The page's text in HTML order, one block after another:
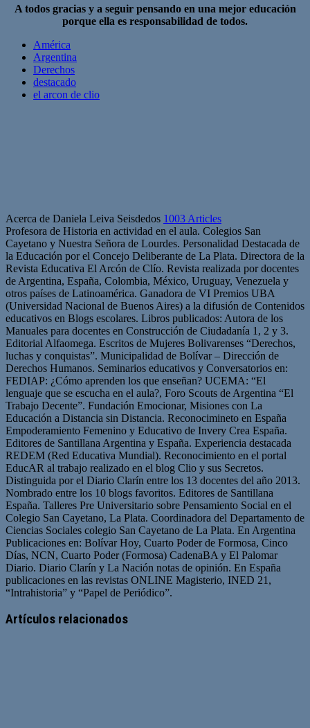
A todos gracias y a seguir pensando en una mejor educación
porque ella es responsabilidad de todos.
América
Argentina
Derechos
destacado
el arcon de clio
Acerca de Daniela Leiva Seisdedos 1003 Articles
Profesora de Historia en actividad en el aula. Colegios San
Cayetano y Nuestra Señora de Lourdes. Personalidad Destacada de
la Educación por el Concejo Deliberante de La Plata. Directora de la
Revista Educativa El Arcón de Clío. Revista realizada por docentes
de Argentina, España, Colombia, México, Uruguay, Venezuela y
otros países de Latinoamérica. Ganadora de VI Premios UBA
(Universidad Nacional de Buenos Aires) a la difusión de Contenidos
educativos en Blogs escolares. Libros publicados: Autora de los
Manuales para docentes en Construcción de Ciudadanía 1, 2 y 3.
Editorial Alfaomega. Escritos de Mujeres Bolivarenses “Derechos,
luchas y conquistas”. Municipalidad de Bolívar – Dirección de
Derechos Humanos. Seminarios educativos y Conversatorios en:
FEDIAP: ¿Cómo aprenden los que enseñan? UCEMA: “El
lenguaje que se escucha en el aula?, Foro Scouts de Argentina “El
Trabajo Decente”. Fundación Emocionar, Misiones con La
Educación a Distancia sin Distancia. Reconocimineto en España
Empoderamiento Femenino y Educativo de Invery Crea España.
Editores de Santillana Argentina y España. Experiencia destacada
REDEM (Red Educativa Mundial). Reconocimiento en el portal
EducAR al trabajo realizado en el blog Clio y sus Secretos.
Distinguida por el Diario Clarín entre los 13 docentes del año 2013.
Nombrado entre los 10 blogs favoritos. Editores de Santillana
España. Talleres Pre Universitario sobre Pensamiento Social en el
Colegio San Cayetano, La Plata. Coordinadora del Departamento de
Ciencias Sociales colegio San Cayetano de La Plata. En Argentina
Publicaciones en: Bolívar Hoy, Cuarto Poder de Formosa, Cinco
Días, NCN, Cuarto Poder (Formosa) CadenaBA y El Palomar
Diario. Diario Clarín y La Nación notas de opinión. En España
publicaciones en las revistas ONLINE Magisterio, INED 21,
“Intrahistoria” y “Papel de Periódico”.
web
Artículos relacionados